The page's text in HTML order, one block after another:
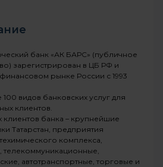
область
банк «АК БАРС» (публичное
зарегистрирован в ЦБ РФ и
рынке России с 1993
видов банковских услуг для
клиентов.
банка – крупнейшие
Татарстан, предприятия
комплекса,
телекоммуникационные,
автотранспортные, торговые и